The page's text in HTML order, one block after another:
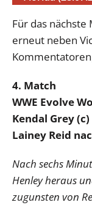
Für das
erneut neben
4. Match
WWE Evolve
Kendal Grey
Lainey Reid
Nach sechs
Henley heraus
zugunsten von